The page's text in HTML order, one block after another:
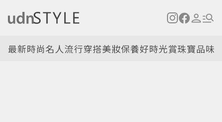
最新時尚名人流行穿搭美妝保養好時光賞珠寶品味